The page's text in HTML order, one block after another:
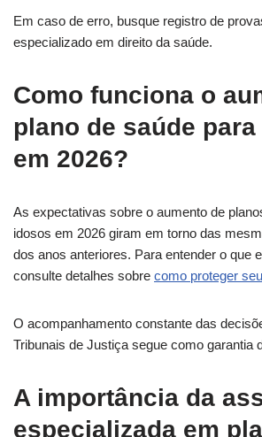
Em caso de erro, busque registro de
especializado em direito da saúde.
Como funciona o
plano de saúde
em 2026?
As expectativas sobre o aumento de
idosos em 2026 giram em torno das
dos anos anteriores. Para entender o que
consulte detalhes sobre como proteger
O acompanhamento constante das
Tribunais de Justiça segue como garantia
A importância da
especializada em